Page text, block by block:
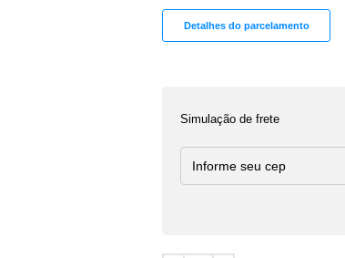
Detalhes do parcelamento
Simulação de frete